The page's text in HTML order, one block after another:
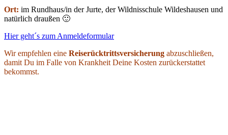
Ort: im Rundhaus/in der Jurte, der Wildnisschule Wildeshausen und
natürlich draußen 🙂
Hier geht´s zum Anmeldeformular
Wir empfehlen eine Reiserücktrittsversicherung abzuschließen,
damit Du im Falle von Krankheit Deine Kosten zurückerstattet
bekommst.